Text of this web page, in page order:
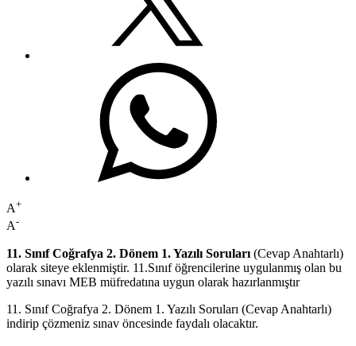
A+
A-
11. Sınıf Coğrafya 2. Dönem 1. Yazılı Soruları (Cevap Anahtarlı)
olarak siteye eklenmiştir. 11.Sınıf öğrencilerine uygulanmış olan bu
yazılı sınavı MEB müfredatına uygun olarak hazırlanmıştır
11. Sınıf Coğrafya 2. Dönem 1. Yazılı Soruları (Cevap Anahtarlı)
indirip çözmeniz sınav öncesinde faydalı olacaktır.